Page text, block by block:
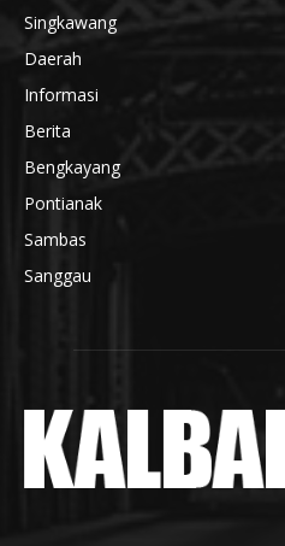
Singkawang
Daerah
Informasi
Berita
Bengkayang
Pontianak
Sambas
Sanggau